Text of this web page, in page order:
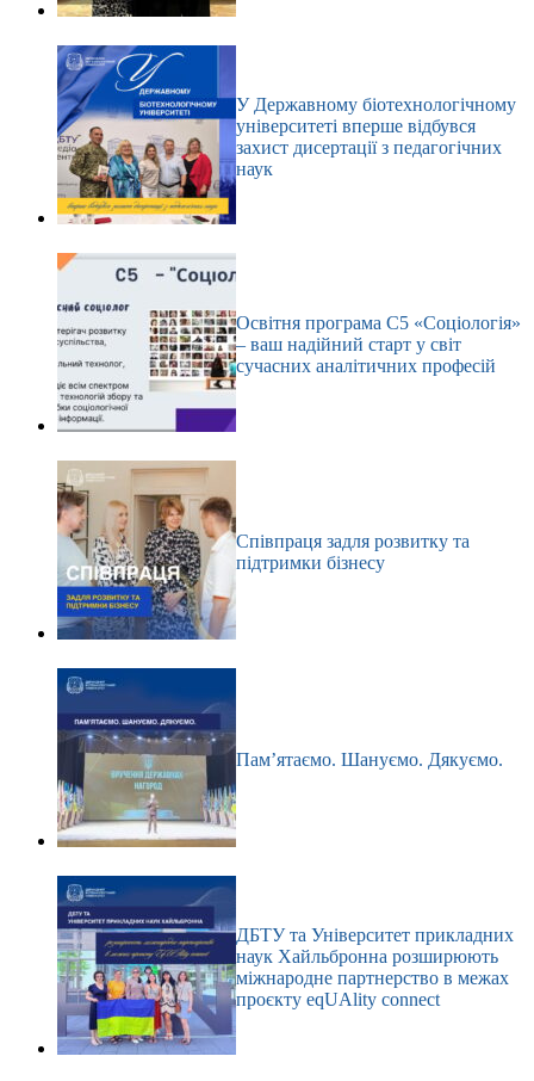
У Державному біотехнологічному
університеті вперше відбувся
захист дисертації з педагогічних
наук
Освітня програма С5 «Соціологія»
– ваш надійний старт у світ
сучасних аналітичних професій
Співпраця задля розвитку та
підтримки бізнесу
Пам’ятаємо. Шануємо. Дякуємо.
ДБТУ та Університет прикладних
наук Хайльбронна розширюють
міжнародне партнерство в межах
проєкту eqUAlity connect